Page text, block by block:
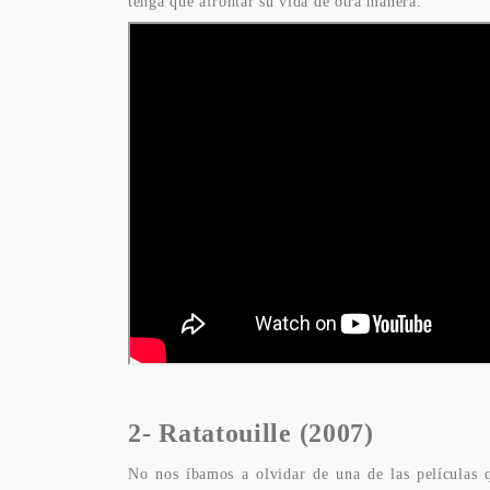
2- Ratatouille (2007)
No nos íbamos a olvidar de una de las películas